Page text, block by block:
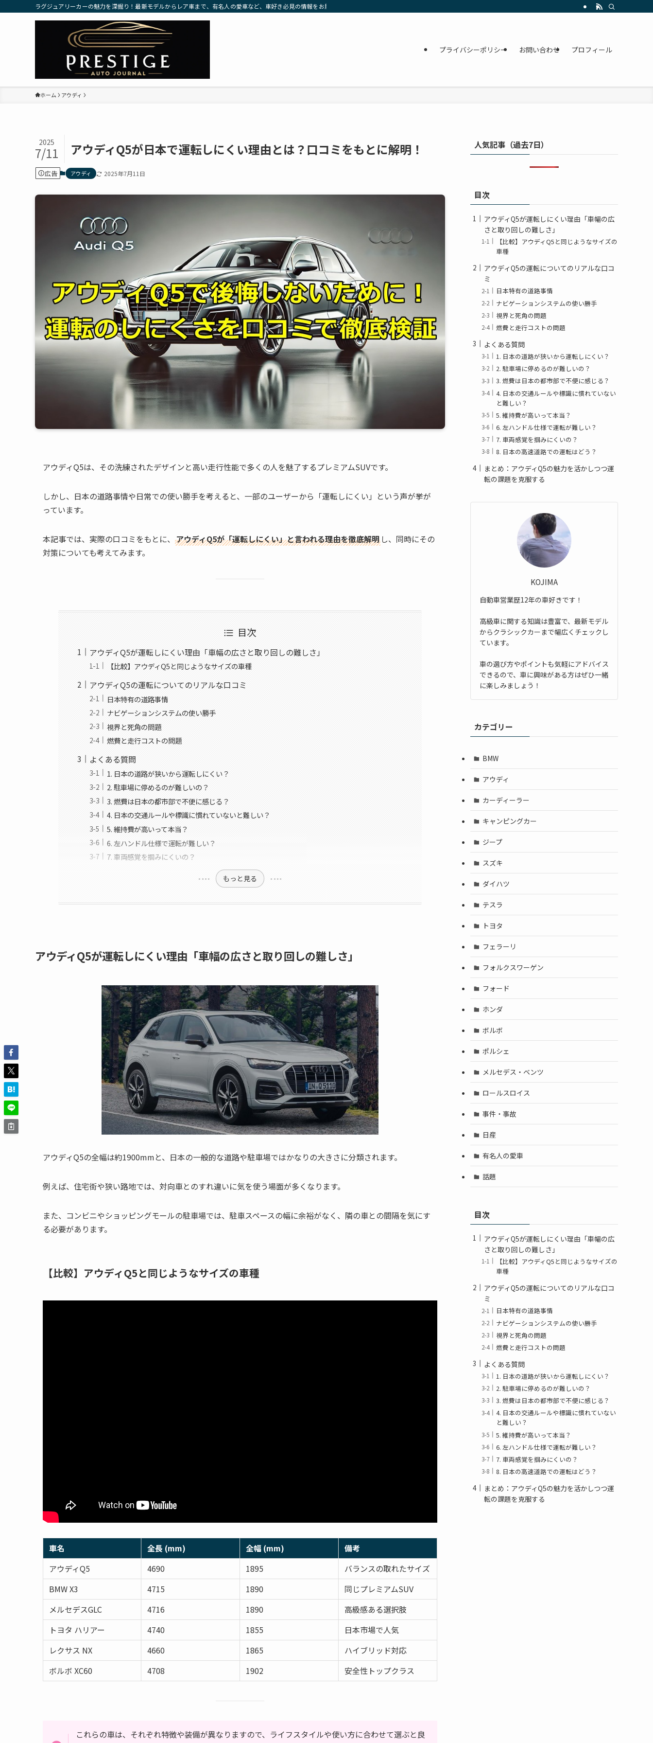
ラグジュアリーカーの魅力を深掘り！最新モデルからレア車まで、有名人の愛車など、車好き必見の情報をお届け」
プライバシーポリシー お問い合わせ プロフィール
ホーム アウディ
アウディQ5が日本で運転しにくい理由とは？口コミをもとに解明！
2025
7/11
広告 アウディ 2025年7月11日
アウディQ5は、その洗練されたデザインと高い走行性能で多くの人を魅了するプレミアムSUVです。
しかし、日本の道路事情や日常での使い勝手を考えると、一部のユーザーから「運転しにくい」という声が挙が
っています。
本記事では、実際の口コミをもとに、 アウディQ5が「運転しにくい」と言われる理由を徹底解明 し、同時にその
対策についても考えてみます。
目次
アウディQ5が運転しにくい理由「車幅の広さと取り回しの難しさ」
【比較】アウディQ5と同じようなサイズの車種
アウディQ5の運転についてのリアルな口コミ
日本特有の道路事情
ナビゲーションシステムの使い勝手
視界と死角の問題
燃費と走行コストの問題
よくある質問
1. 日本の道路が狭いから運転しにくい？
2. 駐車場に停めるのが難しいの？
3. 燃費は日本の都市部で不便に感じる？
4. 日本の交通ルールや標識に慣れていないと難しい？
5. 維持費が高いって本当？
6. 左ハンドル仕様で運転が難しい？
7. 車両感覚を掴みにくいの？
もっと見る
アウディQ5が運転しにくい理由「車幅の広さと取り回しの難しさ」
アウディQ5の全幅は約1900mmと、日本の一般的な道路や駐車場ではかなりの大きさに分類されます。
例えば、住宅街や狭い路地では、対向車とのすれ違いに気を使う場面が多くなります。
また、コンビニやショッピングモールの駐車場では、駐車スペースの幅に余裕がなく、隣の車との間隔を気にす
る必要があります。
【比較】アウディQ5と同じようなサイズの車種
車名 全長 (mm) 全幅 (mm)
備考
アウディQ5
4690 1895
バランスの取れたサイズ
BMW X3
4715 1890
同じプレミアムSUV
メルセデスGLC
4716 1890
高級感ある選択肢
トヨタ ハリアー
4740 1855
日本市場で人気
レクサス NX
4660 1865
ハイブリッド対応
ボルボ XC60
4708 1902 安全性トップクラス
これらの車は、それぞれ特徴や装備が異なりますので、ライフスタイルや使い方に合わせて選ぶと良
人気記事（過去7日）
目次
アウディQ5が運転しにくい理由「車幅の広
さと取り回しの難しさ」
【比較】アウディQ5と同じようなサイズの
車種
アウディQ5の運転についてのリアルな口コ
ミ
日本特有の道路事情
ナビゲーションシステムの使い勝手
視界と死角の問題
燃費と走行コストの問題
よくある質問
1. 日本の道路が狭いから運転しにくい？
2. 駐車場に停めるのが難しいの？
3. 燃費は日本の都市部で不便に感じる？
4. 日本の交通ルールや標識に慣れていない
と難しい？
5. 維持費が高いって本当？
6. 左ハンドル仕様で運転が難しい？
7. 車両感覚を掴みにくいの？
8. 日本の高速道路での運転はどう？
まとめ：アウディQ5の魅力を活かしつつ運
転の課題を克服する
KOJIMA
自動車営業歴12年の車好きです！
高級車に関する知識は豊富で、最新モデル
からクラシックカーまで幅広くチェックし
ています。
車の選び方やポイントも気軽にアドバイス
できるので、車に興味がある方はぜひ一緒
に楽しみましょう！
カテゴリー
BMW
アウディ
カーディーラー
キャンピングカー
ジープ
スズキ
ダイハツ
テスラ
トヨタ
フェラーリ
フォルクスワーゲン
フォード
ホンダ
ボルボ
ポルシェ
メルセデス・ベンツ
ロールスロイス
事件・事故
日産
有名人の愛車
話題
目次
アウディQ5が運転しにくい理由「車幅の広
さと取り回しの難しさ」
【比較】アウディQ5と同じようなサイズの
車種
アウディQ5の運転についてのリアルな口コ
ミ
日本特有の道路事情
ナビゲーションシステムの使い勝手
視界と死角の問題
燃費と走行コストの問題
よくある質問
1. 日本の道路が狭いから運転しにくい？
2. 駐車場に停めるのが難しいの？
3. 燃費は日本の都市部で不便に感じる？
4. 日本の交通ルールや標識に慣れていない
と難しい？
5. 維持費が高いって本当？
6. 左ハンドル仕様で運転が難しい？
7. 車両感覚を掴みにくいの？
8. 日本の高速道路での運転はどう？
まとめ：アウディQ5の魅力を活かしつつ運
転の課題を克服する